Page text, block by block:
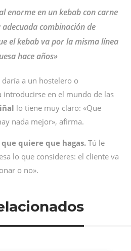
enorme en un kebab con carne
combinación de
el kebab va por la misma línea
hace años»
a un hostelero o
en el mundo de las
lo tiene muy claro: «Que
nada mejor», afirma.
quiere que hagas. Tú le
lo que consideres: el cliente va
o no».